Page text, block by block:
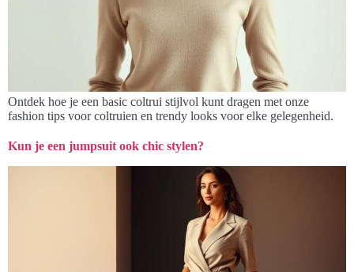
Ontdek hoe je een basic coltrui stijlvol kunt dragen met onze
fashion tips voor coltruien en trendy looks voor elke gelegenheid.
Kun je een jumpsuit ook chic stylen?